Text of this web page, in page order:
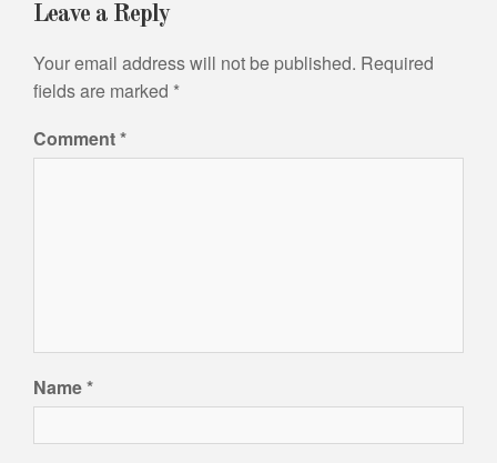
Leave a Reply
Your email address will not be published. Required
fields are marked *
Comment*
Name*